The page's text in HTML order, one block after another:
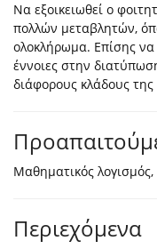
Να εξοικειωθεί ο
πολλών μεταβλητών,
ολοκλήρωμα. Επίσης να
έννοιες στην
διάφορους κλάδους
Μαθηματικός
Περιεχόμενα